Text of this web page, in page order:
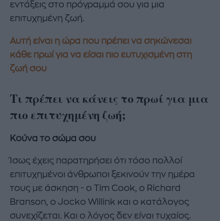
εντάξεις στο πρόγραμμά σου για μια
επιτυχημένη ζωή.
Αυτή είναι η ώρα που πρέπει να σηκώνεσαι
κάθε πρωί για να είσαι πιο ευτυχισμένη στη
ζωή σου
Τι πρέπει να κάνεις το πρωί για μια
πιο επιτυχημένη ζωή;
Κούνα το σώμα σου
Ίσως έχεις παρατηρήσει ότι τόσο πολλοί
επιτυχημένοι άνθρωποι ξεκινούν την ημέρα
τους με άσκηση - ο Tim Cook, ο Richard
Branson, ο Jocko Willink και ο κατάλογος
συνεχίζεται. Και ο λόγος δεν είναι τυχαίος.